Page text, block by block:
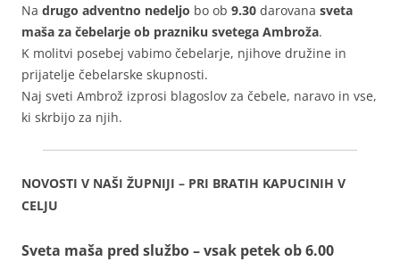
Na drugo adventno nedeljo bo ob 9.30 darovana sveta
maša za čebelarje ob prazniku svetega Ambroža.
K molitvi posebej vabimo čebelarje, njihove družine in
prijatelje čebelarske skupnosti.
Naj sveti Ambrož izprosi blagoslov za čebele, naravo in vse,
ki skrbijo za njih.
NOVOSTI V NAŠI ŽUPNIJI – PRI BRATIH KAPUCINIH V
CELJU
Sveta maša pred službo – vsak petek ob 6.00